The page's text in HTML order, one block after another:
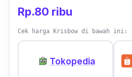
Rp.80 ribu
Cek harga Krisbow di bawah ini:
Tokopedia